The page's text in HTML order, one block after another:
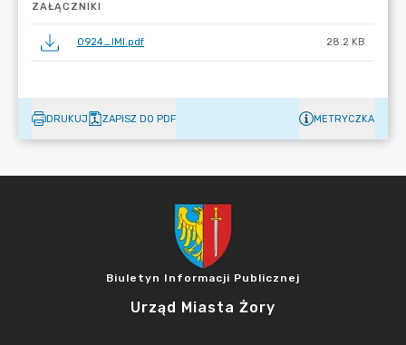
ZAŁĄCZNIKI
0924_IMI.pdf 28.2 KB
DRUKUJ ZAPISZ DO PDF METRYCZKA
Biuletyn Informacji Publicznej
Urząd Miasta Żory